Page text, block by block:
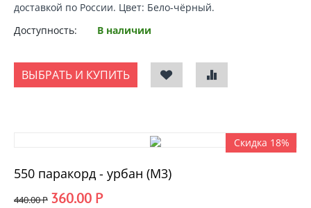
доставкой по России. Цвет: Бело-чёрный.
Доступность:
В наличии
ВЫБРАТЬ И КУПИТЬ
Скидка 18%
550 паракорд - урбан (М3)
440.00Р 360.00 Р